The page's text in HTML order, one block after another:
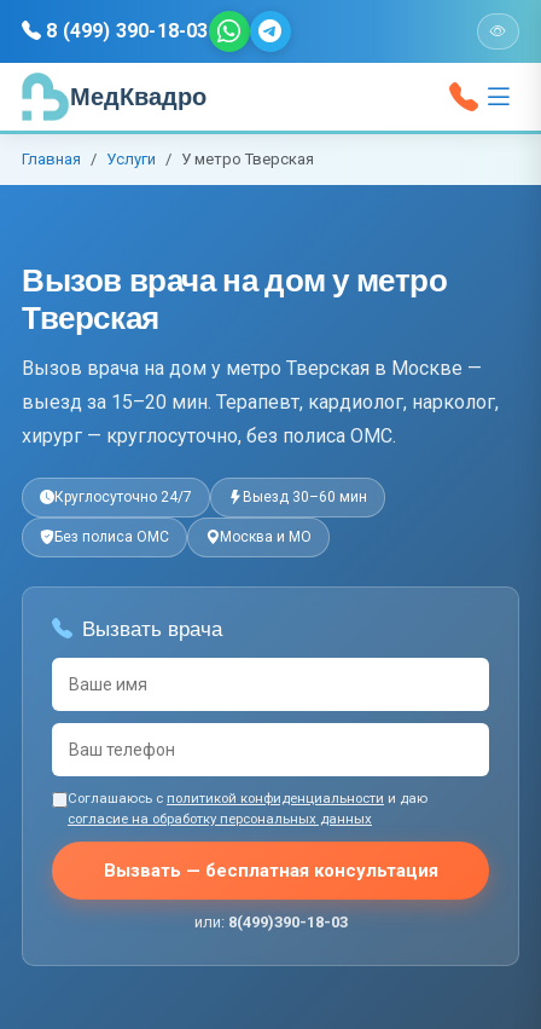
8 (499) 390-18-03
МедКвадро
Главная Услуги У метро Тверская
Вызов врача на дом у метро
Тверская
Вызов врача на дом у метро Тверская в Москве —
выезд за 15–20 мин. Терапевт, кардиолог, нарколог,
хирург — круглосуточно, без полиса ОМС.
Круглосуточно 24/7 Выезд 30–60 мин
Без полиса ОМС Москва и МО
Вызвать врача
Соглашаюсь с политикой конфиденциальности и даю
согласие на обработку персональных данных
Вызвать — бесплатная консультация
или: 8(499)390-18-03